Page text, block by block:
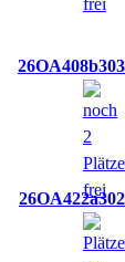
26OA408b303
26OA422a302